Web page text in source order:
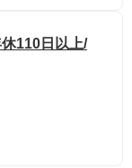
110日以上/